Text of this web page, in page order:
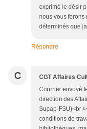
exprimé le désir
nous vous ferons
déterminés que
Répondre
C CGT Affaires
Courrier envoyé
direction des
Supap-FSU)<br /
conditions de